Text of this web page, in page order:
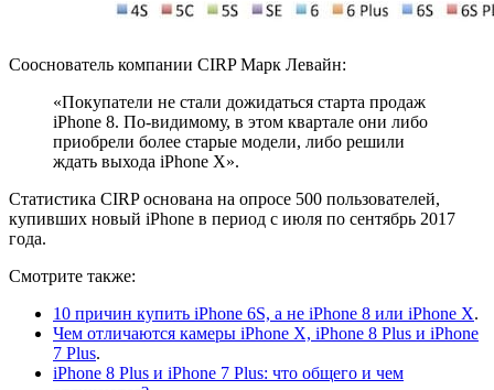
Сооснователь компании CIRP Марк Левайн:
«Покупатели не стали дожидаться старта продаж
iPhone 8. По-видимому, в этом квартале они либо
приобрели более старые модели, либо решили
ждать выхода iPhone X».
Статистика CIRP основана на опросе 500 пользователей,
купивших новый iPhone в период с июля по сентябрь 2017
года.
Смотрите также:
10 причин купить iPhone 6S, а не iPhone 8 или iPhone X.
Чем отличаются камеры iPhone X, iPhone 8 Plus и iPhone
7 Plus.
iPhone 8 Plus и iPhone 7 Plus: что общего и чем